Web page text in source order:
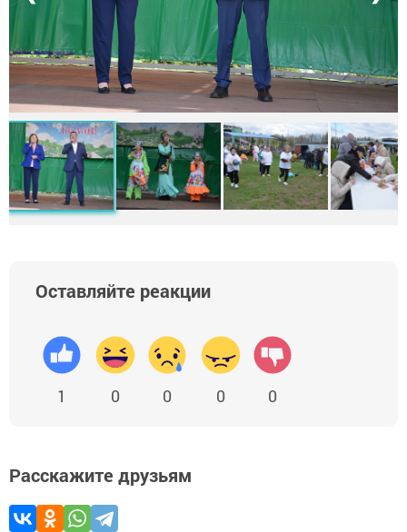
Оставляйте реакции
1 0 0 0 0
Расскажите друзьям